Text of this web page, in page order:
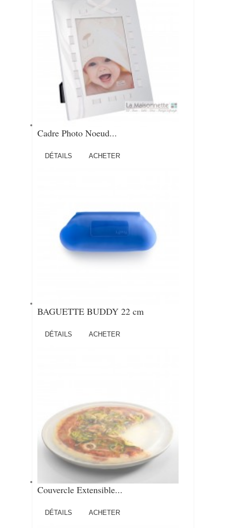
Cadre Photo Noeud...
DÉTAILS ACHETER
BAGUETTE BUDDY 22 cm
DÉTAILS ACHETER
Couvercle Extensible...
DÉTAILS ACHETER